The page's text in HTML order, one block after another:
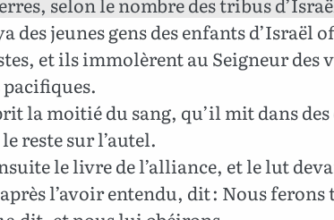
des jeunes gens des enfants d’Israël
et ils immolèrent au Seigneur des
la moitié du sang, qu’il mit dans
reste sur l’autel.
le livre de l’alliance, et le lut
l’avoir entendu, dit : Nous ferons